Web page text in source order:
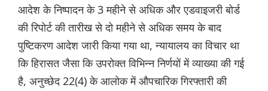
आदेश के निष्पादन के 3 महीने से अधिक और एडवाइजरी बोर्ड
की रिपोर्ट की तारीख से दो महीने से अधिक समय के बाद
पुष्टिकरण आदेश जारी किया गया था, न्यायालय का विचार था
कि हिरासत जैसा कि उपरोक्त विभिन्न निर्णयों में व्याख्या की गई
है, अनुच्छेद 22(4) के आलोक में औपचारिक गिरफ्तारी की